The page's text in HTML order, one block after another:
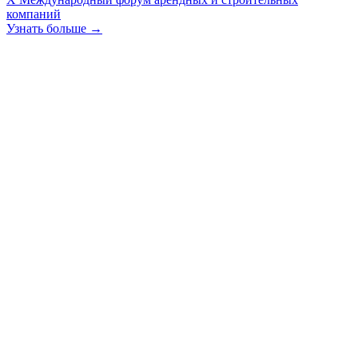
компаний
Узнать больше →